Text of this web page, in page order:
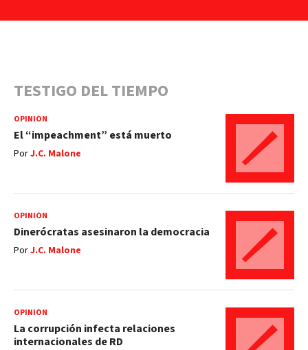
TESTIGO DEL TIEMPO
OPINIÓN
El “impeachment” está muerto
PorJ.C. Malone
OPINIÓN
Dinerócratas asesinaron la democracia
PorJ.C. Malone
OPINIÓN
La corrupción infecta relaciones
internacionales de RD